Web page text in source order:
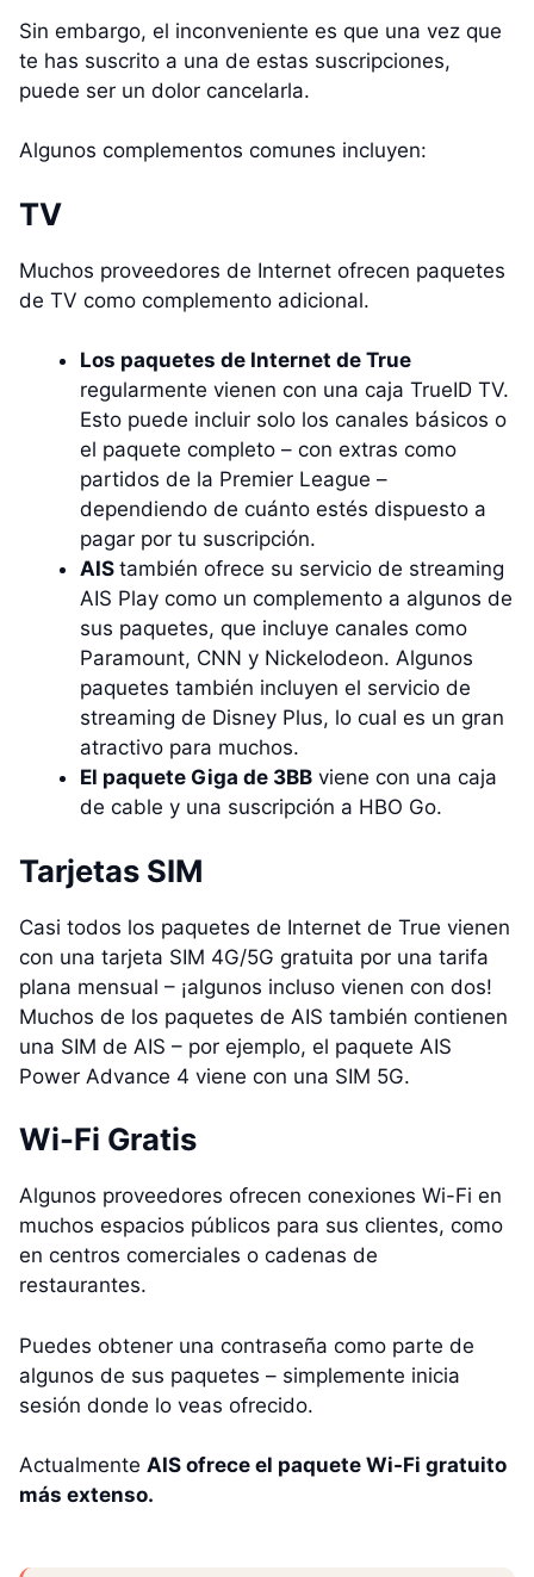
Sin embargo, el inconveniente es que una vez que
te has suscrito a una de estas suscripciones,
puede ser un dolor cancelarla.
Algunos complementos comunes incluyen:
TV
Muchos proveedores de Internet ofrecen paquetes
de TV como complemento adicional.
Los paquetes de Internet de True
regularmente vienen con una caja TrueID TV.
Esto puede incluir solo los canales básicos o
el paquete completo – con extras como
partidos de la Premier League –
dependiendo de cuánto estés dispuesto a
pagar por tu suscripción.
AIS también ofrece su servicio de streaming
AIS Play como un complemento a algunos de
sus paquetes, que incluye canales como
Paramount, CNN y Nickelodeon. Algunos
paquetes también incluyen el servicio de
streaming de Disney Plus, lo cual es un gran
atractivo para muchos.
El paquete Giga de 3BB viene con una caja
de cable y una suscripción a HBO Go.
Tarjetas SIM
Casi todos los paquetes de Internet de True vienen
con una tarjeta SIM 4G/5G gratuita por una tarifa
plana mensual – ¡algunos incluso vienen con dos!
Muchos de los paquetes de AIS también contienen
una SIM de AIS – por ejemplo, el paquete AIS
Power Advance 4 viene con una SIM 5G.
Wi-Fi Gratis
Algunos proveedores ofrecen conexiones Wi-Fi en
muchos espacios públicos para sus clientes, como
en centros comerciales o cadenas de
restaurantes.
Puedes obtener una contraseña como parte de
algunos de sus paquetes – simplemente inicia
sesión donde lo veas ofrecido.
Actualmente AIS ofrece el paquete Wi-Fi gratuito
más extenso.